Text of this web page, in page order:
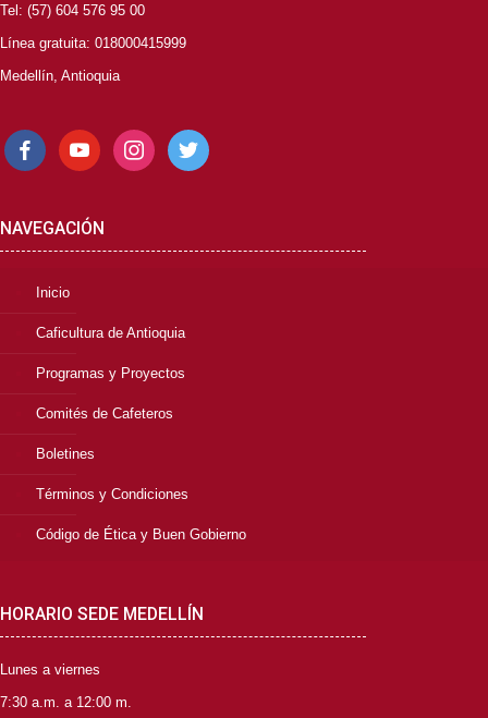
Tel: (57) 604 576 95 00
Línea gratuita: 018000415999
Medellín, Antioquia
facebookyoutube instagramtwitter
NAVEGACIÓN
Inicio
Caficultura de Antioquia
Programas y Proyectos
Comités de Cafeteros
Boletines
Términos y Condiciones
Código de Ética y Buen Gobierno
HORARIO SEDE MEDELLÍN
Lunes a viernes
7:30 a.m. a 12:00 m.